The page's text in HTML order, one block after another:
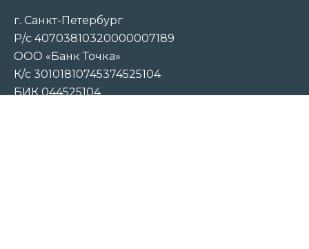
г. Санкт-Петербург
Р/с 40703810320000007189
ООО «Банк Точка»
К/с 30101810745374525104
БИК 044525104